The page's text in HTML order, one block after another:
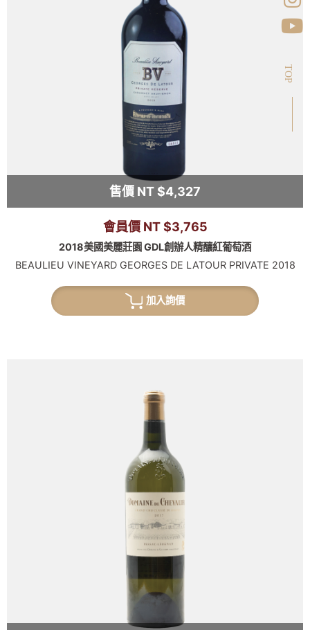
售價 NT $4,327
會員價 NT $3,765
2018美國美麗莊園 GDL創辦人精釀紅葡萄酒
BEAULIEU VINEYARD GEORGES DE LATOUR PRIVATE 2018
加入詢價
TOP